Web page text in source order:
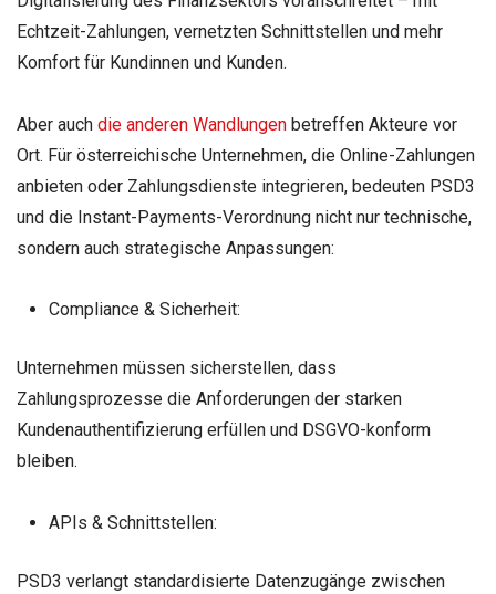
Echtzeit-Zahlungen, vernetzten Schnittstellen und mehr
Komfort für Kundinnen und Kunden.
Aber auch die anderen Wandlungen betreffen Akteure vor
Ort. Für österreichische Unternehmen, die Online-Zahlungen
anbieten oder Zahlungsdienste integrieren, bedeuten PSD3
und die Instant-Payments-Verordnung nicht nur technische,
sondern auch strategische Anpassungen:
Compliance & Sicherheit:
Unternehmen müssen sicherstellen, dass
Zahlungsprozesse die Anforderungen der starken
Kundenauthentifizierung erfüllen und DSGVO-konform
bleiben.
APIs & Schnittstellen:
PSD3 verlangt standardisierte Datenzugänge zwischen